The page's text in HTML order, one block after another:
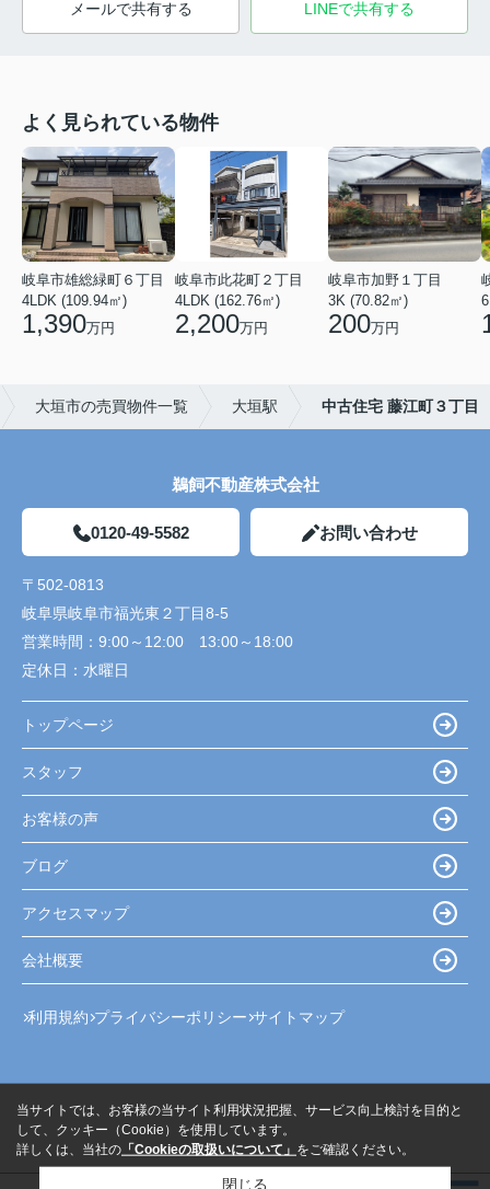
メールで共有する LINEで共有する
よく見られている物件
岐阜市雄総緑町６丁目
4LDK (109.94㎡)
1,390万円
岐阜市此花町２丁目
4LDK (162.76㎡)
2,200万円
岐阜市加野１丁目
3K (70.82㎡)
200万円
大垣市の売買物件一覧 大垣駅 中古住宅 藤江町３丁目
鵜飼不動産株式会社
0120-49-5582 お問い合わせ
〒502-0813
岐阜県岐阜市福光東２丁目8-5
営業時間： 9:00～12:00 13:00～18:00
定休日： 水曜日
トップページ
スタッフ
お客様の声
ブログ
アクセスマップ
会社概要
利用規約 プライバシーポリシー サイトマップ
当サイトでは、お客様の当サイト利用状況把握、サービス向上検討を目的と
して、クッキー（Cookie）を使用しています。
詳しくは、当社の 「Cookieの取扱いについて」 をご確認ください。
閉じる